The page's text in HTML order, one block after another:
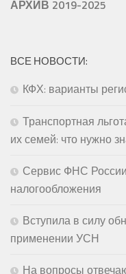
АРХИВ 2019-2025
ВСЕ НОВОСТИ:
КФХ: варианты
Транспортная
их семей: что нужно
Сервис ФНС
налогообложения
Вступила в силу
применении УСН
На вопросы